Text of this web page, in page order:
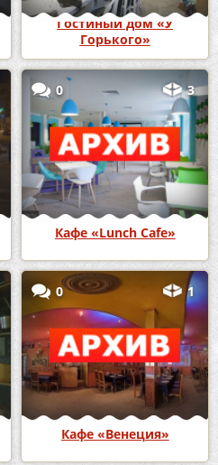
Гостиный дом «У
Горького»
0 3
Кафе «Lunch Cafe»
0 1
Кафе «Венеция»